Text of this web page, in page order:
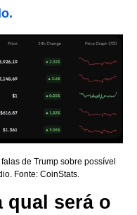
de Trump sobre possível
Fonte: CoinStats.
qual será o